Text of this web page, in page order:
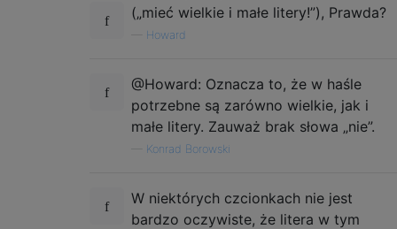
(„mieć wielkie i małe litery!”), Prawda?
Howard
@Howard: Oznacza to, że w haśle
potrzebne są zarówno wielkie, jak i
małe litery. Zauważ brak słowa „nie”.
Konrad Borowski
W niektórych czcionkach nie jest
bardzo oczywiste, że litera w tym